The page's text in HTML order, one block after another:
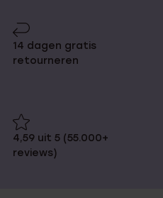
14 dagen gratis
retourneren
4,59 uit 5 (55.000+
reviews)